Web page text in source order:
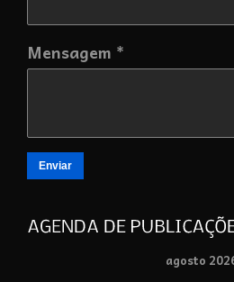
Mensagem *
Enviar
agosto